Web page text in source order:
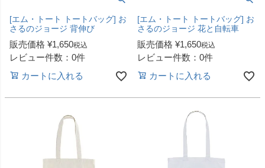
[エム・トート トートバッグ] お
さるのジョージ 背伸び
販売価格 ¥1,650税込
レビュー件数：0件
カートに入れる
[エム・トート トートバッグ] お
さるのジョージ 花と自転車
販売価格 ¥1,650税込
レビュー件数：0件
カートに入れる